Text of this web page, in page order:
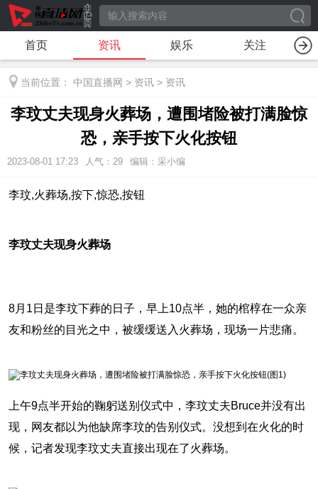
首页 资讯 娱乐 关注
当前位置： 中国直播网 > 资讯 > 资讯
李玟丈夫现身火葬场，遭围堵险被打满脸惊
恐，亲手按下火化按钮
2023-08-01 17:23 人气： 29 编辑：采小编
李玟,火葬场,按下,惊恐,按钮
李玟丈夫现身火葬场
8月1日是李玟下葬的日子，早上10点半，她的棺椁在一众亲
友和粉丝的目光之中，被缓缓送入火葬场，现场一片悲痛。
上午9点半开始的鞠躬送别仪式中，李玟丈夫Bruce并没有出
现，网友都以为他缺席李玟的告别仪式。没想到在火化的时
候，记者发现李玟丈夫直接出现在了火葬场。